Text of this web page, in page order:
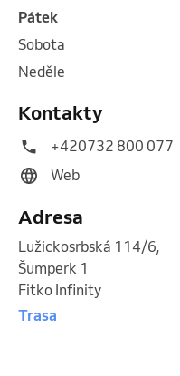
pátek
sobota
neděle
Kontakty
+420732 800 077
Web
Adresa
Lužickosrbská 114/6,
Šumperk 1
Fitko Infinity
Trasa